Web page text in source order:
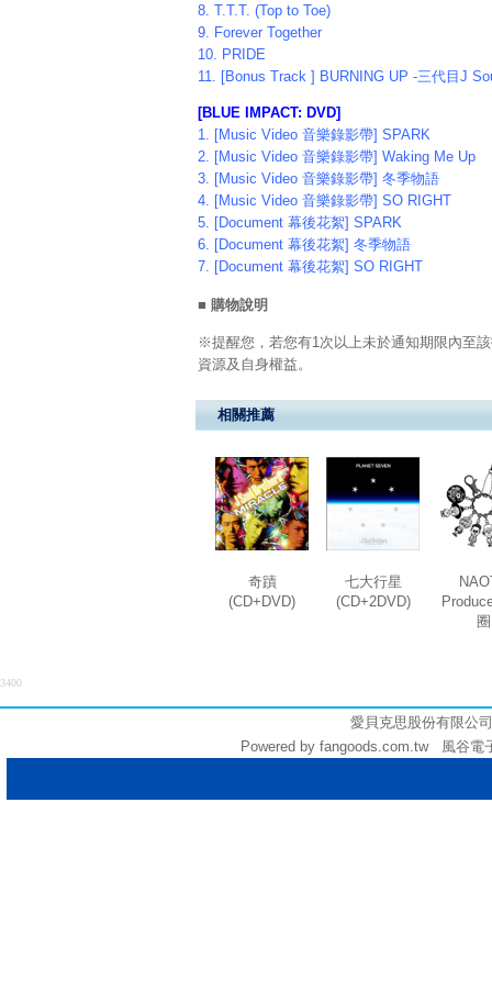
8. T.T.T. (Top to Toe)
9. Forever Together
10. PRIDE
11. [Bonus Track ] BURNING UP -三代目J
[BLUE IMPACT: DVD]
1. [Music Video 音樂錄影帶] SPARK
2. [Music Video 音樂錄影帶] Waking Me Up
3. [Music Video 音樂錄影帶] 冬季物語
4. [Music Video 音樂錄影帶] SO RIGHT
5. [Document 幕後花絮] SPARK
6. [Document 幕後花絮] 冬季物語
7. [Document 幕後花絮] SO RIGHT
■ 購物說明
※提醒您，若您有1次以上未於通知期限內至
資源及自身權益。
相關推薦
奇蹟
(CD+DVD)
七大行星
(CD+2DVD)
圈
3400
愛貝克思股份有限
Powered by fangoods.com.tw 風谷電子商